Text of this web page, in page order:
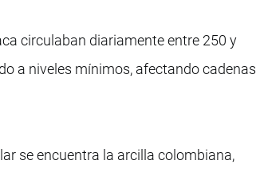
circulaban diariamente entre 250 y
a niveles mínimos, afectando cadenas
se encuentra la arcilla colombiana,